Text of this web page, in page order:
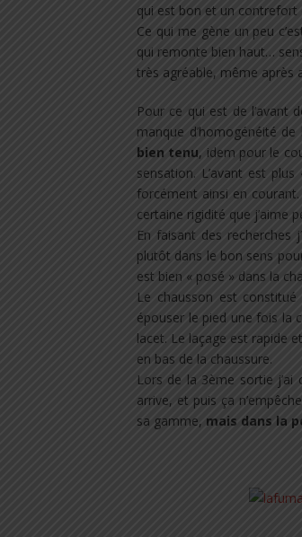
qui est bon et un contrefort
Ce qui me gène un peu
qui remonte bien haut…
très agréable, même après
Pour ce qui est de l’avant
manque d’homogénéité de
bien tenu, idem pour le
sensation. L’avant est plus
forcément ainsi en
certaine rigidité que j’aime
En faisant des recherches
plutôt dans le bon sens
est bien « posé » dans la
Le chausson est constitué
épouser le pied une fois la
lacet. Le laçage est rapide
en bas de la chaussure.
Lors de la 3ème sortie
arrive, et puis ça
sa gamme, mais dans la